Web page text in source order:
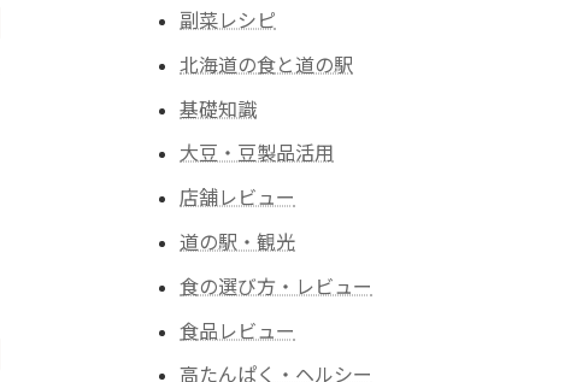
副菜レシピ
北海道の食と道の駅
基礎知識
大豆・豆製品活用
店舗レビュー
道の駅・観光
食の選び方・レビュー
食品レビュー
高たんぱく・ヘルシー